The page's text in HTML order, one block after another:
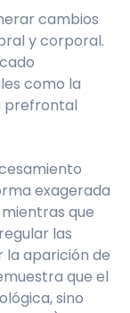
cambios
y corporal.
como la
prefrontal
exagerada
que
las
la aparición de
que el
sino